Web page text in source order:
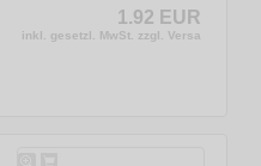
1.92 EUR
inkl. gesetzl. MwSt. zzgl. Versandkosten